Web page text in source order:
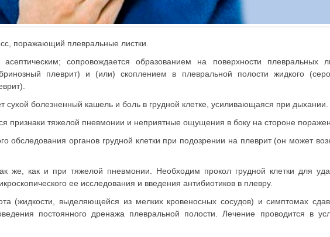
поражающий плевральные листки.
сопровождается образованием на поверхности плевральных
плеврит) и (или) скоплением в плевральной полости жидкого
сухой болезненный кашель и боль в грудной клетке, усиливающаяся при дыхании.
признаки тяжелой пневмонии и неприятные ощущения в боку на стороне
обследования органов грудной клетки при подозрении на плеврит (он может
же, как и при тяжелой пневмонии. Необходим прокол грудной клетки для
ее исследования и введения антибиотиков в плевру.
(жидкости, выделяющейся из мелких кровеносных сосудов) и симптомах
постоянного дренажа плевральной полости. Лечение проводится в